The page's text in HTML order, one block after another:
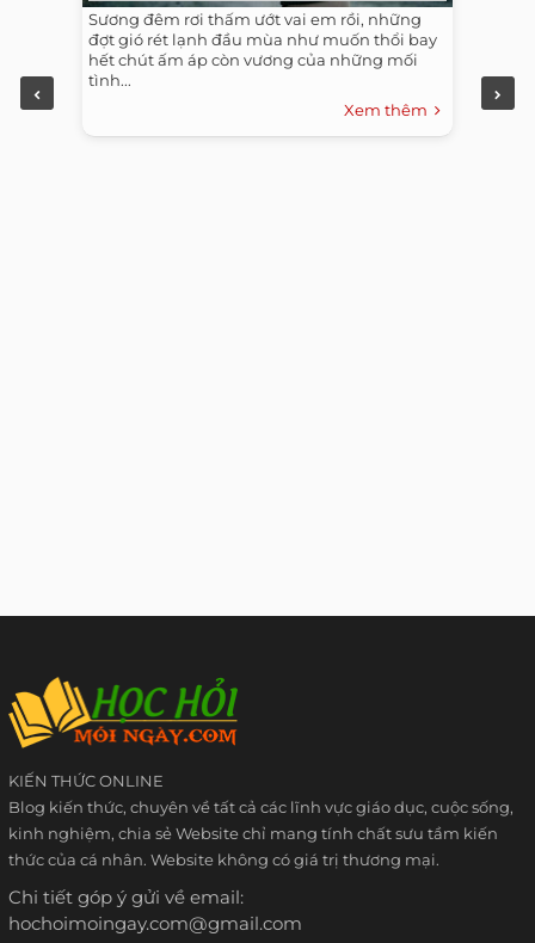
Sương đêm rơi thấm ướt vai em rồi, những
đợt gió rét lạnh đầu mùa như muốn thổi bay
hết chút ấm áp còn vương của những mối
tình...
Xem thêm
KIẾN THỨC ONLINE
Blog kiến thức, chuyên về tất cả các lĩnh vực giáo dục, cuộc sống,
kinh nghiệm, chia sẻ Website chỉ mang tính chất sưu tầm kiến
thức của cá nhân. Website không có giá trị thương mại.
Chi tiết góp ý gửi về email:
hochoimoingay.com@gmail.com